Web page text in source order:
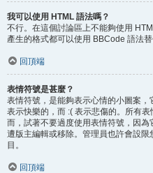
我可以使用 HTML 語法嗎？
不行。在這個討論區上不能夠使用
產生的格式都可以使用 BBCode 語法替
回頂端
表情符號是甚麼？
表情符號，是能夠表示心情的小圖案
表示快樂的，而 :( 表示悲傷的。所有
而，試著不要過度使用表情符號，因
遭版主編輯或移除。管理員也許會設
目。
回頂端